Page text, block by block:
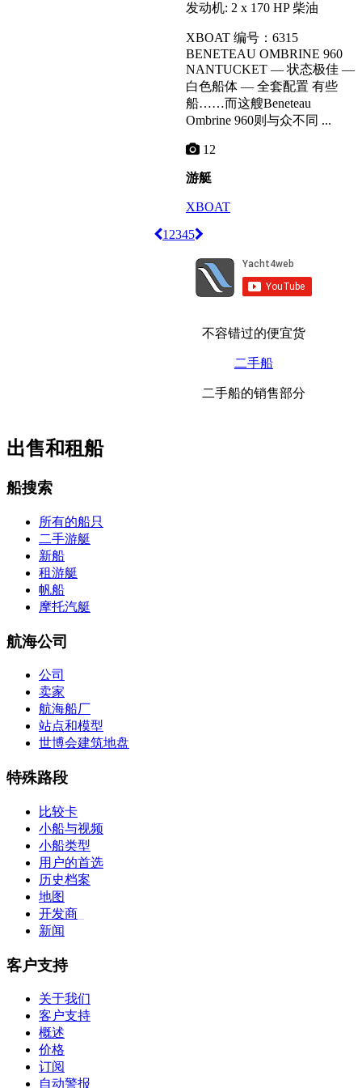
发动机: 2 x 170 HP 柴油
XBOAT 编号：6315
BENETEAU OMBRINE 960
NANTUCKET –– 状态极佳 ––
白色船体 –– 全套配置 有些
船……而这艘Beneteau
Ombrine 960则与众不同 ...
12
游艇
XBOAT
12345
不容错过的便宜货
二手船
二手船的销售部分
出售和租船
船搜索
所有的船只
二手游艇
新船
租游艇
帆船
摩托汽艇
航海公司
公司
卖家
航海船厂
站点和模型
世博会建筑地盘
特殊路段
比较卡
小船与视频
小船类型
用户的首选
历史档案
地图
开发商
新闻
客户支持
关于我们
客户支持
概述
价格
订阅
自动警报